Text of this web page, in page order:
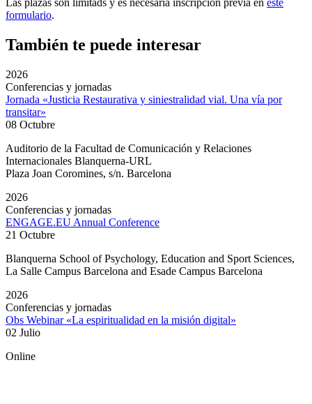
Las plazas son limitads y es necesaria inscripción previa en este
formulario.
También te puede interesar
2026
Conferencias y jornadas
Jornada «Justicia Restaurativa y siniestralidad vial. Una vía por
transitar»
08 Octubre
Auditorio de la Facultad de Comunicación y Relaciones
Internacionales Blanquerna-URL
Plaza Joan Coromines, s/n. Barcelona
2026
Conferencias y jornadas
ENGAGE.EU Annual Conference
21 Octubre
Blanquerna School of Psychology, Education and Sport Sciences,
La Salle Campus Barcelona and Esade Campus Barcelona
2026
Conferencias y jornadas
Obs Webinar «La espiritualidad en la misión digital»
02 Julio
Online